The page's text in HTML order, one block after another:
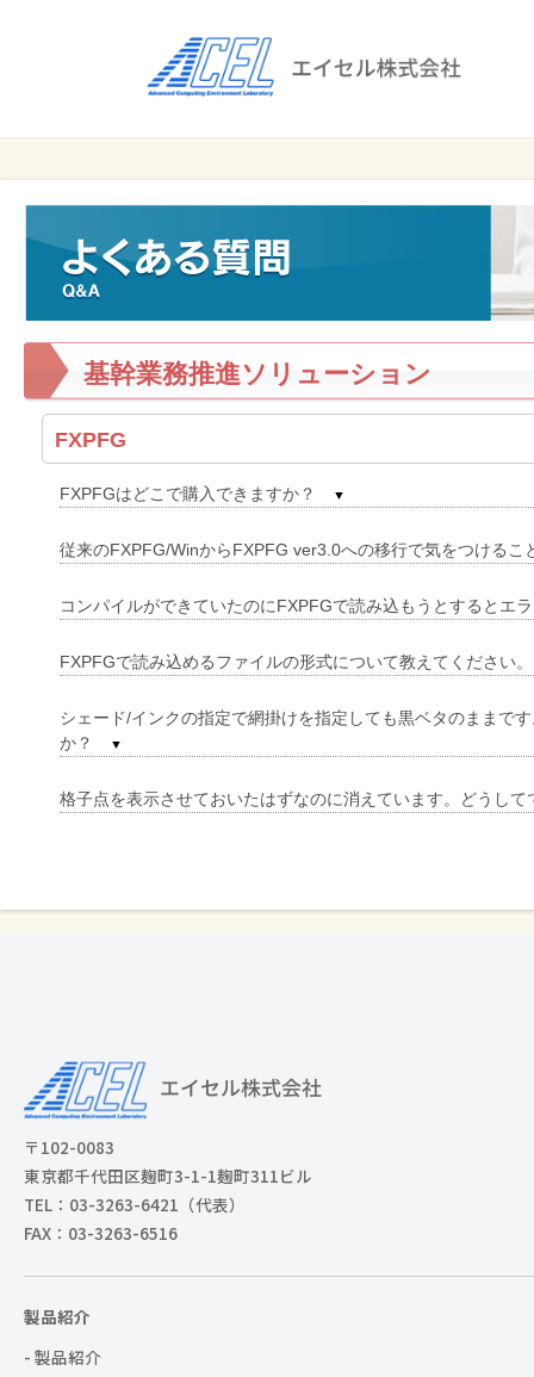
株式会社
の
効
化
と
コ
ト
削
を
援
基幹業務推進ソリューション
FXPFG
FXPFGはどこで購入できますか？ ▼
従来のFXPFG/WinからFXPFG ver3.0への移行で気をつける
コンパイルができていたのにFXPFGで読み込もうとすると
FXPFGで読み込めるファイルの形式について教えてくださ
シェード/インクの指定で網掛けを指定しても黒ベタのままで
か？
▼
格子点を表示させておいたはずなのに消えています。どうし
〒102-0083
東京都千代田区麹町3-1-1麹町311ビル
TEL：03-3263-6421（代表）
FAX：03-3263-6516
製品紹介
- 製品紹介
セ
株
式
会